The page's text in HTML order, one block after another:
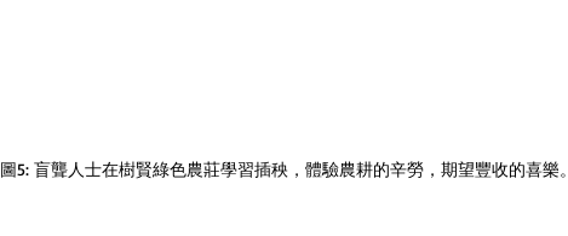
圖5: 盲聾人士在樹賢綠色農莊學習插秧，體驗農耕的辛勞，期望豐收的喜樂。